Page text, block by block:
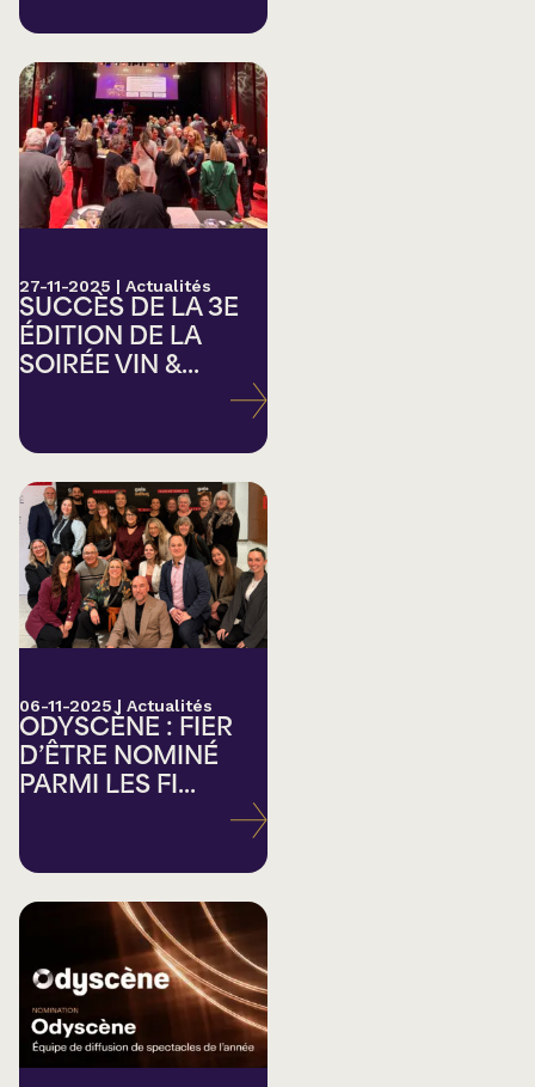
27-11-2025 | Actualités
SUCCÈS DE LA 3E
ÉDITION DE LA
SOIRÉE VIN &...
06-11-2025 | Actualités
ODYSCÈNE : FIER
D’ÊTRE NOMINÉ
PARMI LES FI...